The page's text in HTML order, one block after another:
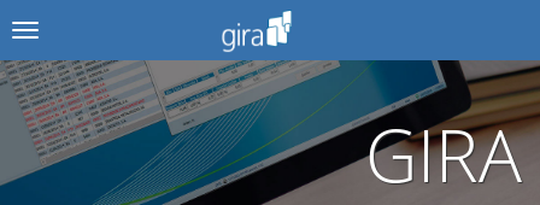
GIRA